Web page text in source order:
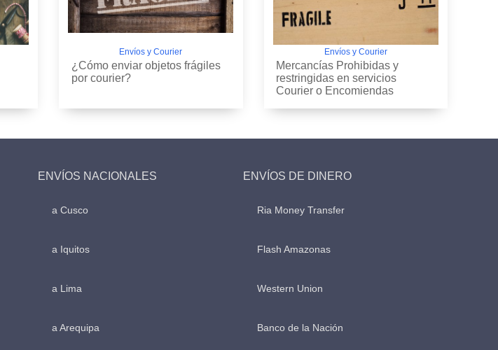
Envíos y Courier
¿Cómo enviar objetos frágiles
por courier?
Envíos y Courier
Mercancías Prohibidas y
restringidas en servicios
Courier o Encomiendas
ENVÍOS NACIONALES
a Cusco
a Iquitos
a Lima
a Arequipa
ENVÍOS DE DINERO
Ria Money Transfer
Flash Amazonas
Western Union
Banco de la Nación